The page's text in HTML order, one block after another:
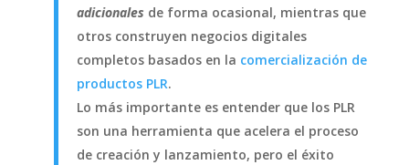
adicionales de forma ocasional, mientras que
otros construyen negocios digitales
completos basados en la comercialización de
productos PLR.
Lo más importante es entender que los PLR
son una herramienta que acelera el proceso
de creación y lanzamiento, pero el éxito